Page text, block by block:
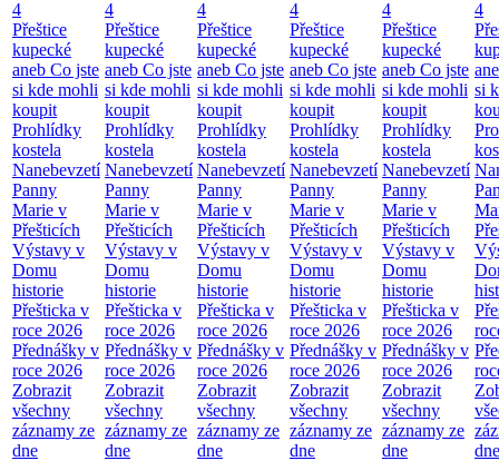
4
Přeštice
kupecké
aneb Co jste
si kde mohli
koupit
Prohlídky
kostela
Nanebevzetí
Panny
Marie v
Přešticích
Výstavy v
Domu
historie
Přešticka v
roce 2026
Přednášky v
roce 2026
Zobrazit
všechny
záznamy ze
dne
4
Přeštice
kupecké
aneb Co jste
si kde mohli
koupit
Prohlídky
kostela
Nanebevzetí
Panny
Marie v
Přešticích
Výstavy v
Domu
historie
Přešticka v
roce 2026
Přednášky v
roce 2026
Zobrazit
všechny
záznamy ze
dne
4
Přeštice
kupecké
aneb Co jste
si kde mohli
koupit
Prohlídky
kostela
Nanebevzetí
Panny
Marie v
Přešticích
Výstavy v
Domu
historie
Přešticka v
roce 2026
Přednášky v
roce 2026
Zobrazit
všechny
záznamy ze
dne
4
Přeštice
kupecké
aneb Co jste
si kde mohli
koupit
Prohlídky
kostela
Nanebevzetí
Panny
Marie v
Přešticích
Výstavy v
Domu
historie
Přešticka v
roce 2026
Přednášky v
roce 2026
Zobrazit
všechny
záznamy ze
dne
4
Přeštice
kupecké
aneb Co jste
si kde mohli
koupit
Prohlídky
kostela
Nanebevzetí
Panny
Marie v
Přešticích
Výstavy v
Domu
historie
Přešticka v
roce 2026
Přednášky v
roce 2026
Zobrazit
všechny
záznamy ze
dne
4
si
dne